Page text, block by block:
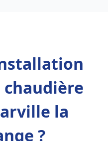
chaudière
la
?